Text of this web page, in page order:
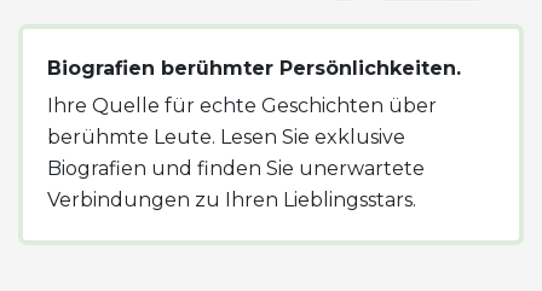
Biografien berühmter Persönlichkeiten.
Ihre Quelle für echte Geschichten über
berühmte Leute. Lesen Sie exklusive
Biografien und finden Sie unerwartete
Verbindungen zu Ihren Lieblingsstars.